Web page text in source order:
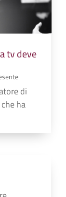
tv deve
di
ha